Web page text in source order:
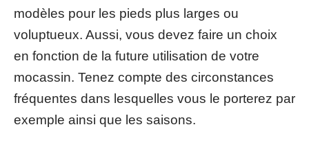
modèles pour les pieds plus larges ou
voluptueux. Aussi, vous devez faire un choix
en fonction de la future utilisation de votre
mocassin. Tenez compte des circonstances
fréquentes dans lesquelles vous le porterez par
exemple ainsi que les saisons.